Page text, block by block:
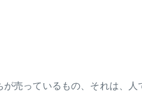
売っているもの、それは、